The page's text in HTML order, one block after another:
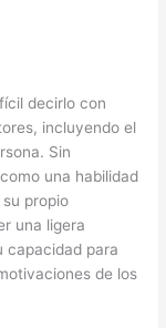
decirlo con
incluyendo el
Sin
una habilidad
propio
una ligera
capacidad para
de los